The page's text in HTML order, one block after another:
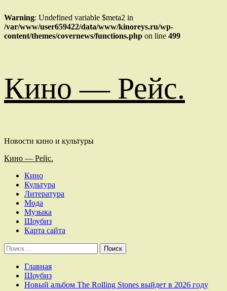
Warning: Undefined variable $meta2 in
/var/www/user659422/data/www/kinoreys.ru/wp-
content/themes/covernews/functions.php on line 499
содержимому
Кино — Рейс.
Новости кино и культуры
Основное
Кино — Рейс.
Кино
Культура
Литература
Мода
Музыка
Шоубиз
Карта сайта
Найти:
Главная
Шоубиз
Новый альбом The Rolling Stones выйдет в 2026 году